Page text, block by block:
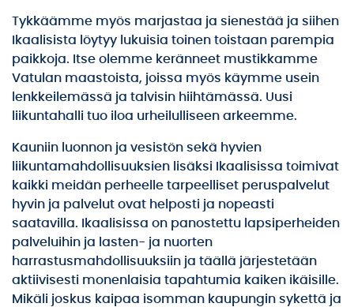
Tykkäämme myös marjastaa ja sienestää ja siihen
Ikaalisista löytyy lukuisia toinen toistaan parempia
paikkoja. Itse olemme keränneet mustikkamme
Vatulan maastoista, joissa myös käymme usein
lenkkeilemässä ja talvisin hiihtämässä. Uusi
liikuntahalli tuo iloa urheilulliseen arkeemme.
Kauniin luonnon ja vesistön sekä hyvien
liikuntamahdollisuuksien lisäksi Ikaalisissa toimivat
kaikki meidän perheelle tarpeelliset peruspalvelut
hyvin ja palvelut ovat helposti ja nopeasti
saatavilla. Ikaalisissa on panostettu lapsiperheiden
palveluihin ja lasten- ja nuorten
harrastusmahdollisuuksiin ja täällä järjestetään
aktiivisesti monenlaisia tapahtumia kaiken ikäisille.
Mikäli joskus kaipaa isomman kaupungin sykettä ja